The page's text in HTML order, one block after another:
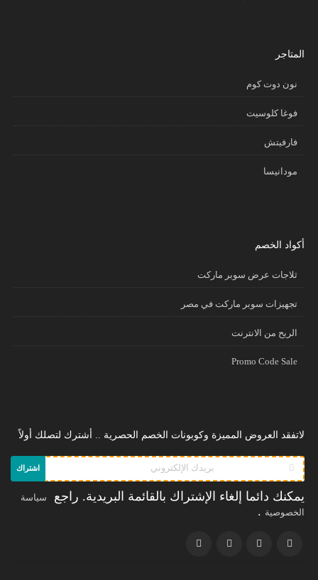
المتاجر
نون دوت كوم
فوغا كلوسيت
فارفيتش
مودانيسا
أكواد الخصم
ثلاجات عرض سوبر ماركت
تجهيزات سوبر ماركت في مصر
الريح من الانترنت
Promo Code Sale
لاتفقد العروض المميزة وكوبونات الخصم الحصرية .. أشترك لتصلك أولاً
اشتراك
يمكنك دائما إلغاء الإشتراك بالقائمة البريدية. راجع
سياسة
الخصوصية .